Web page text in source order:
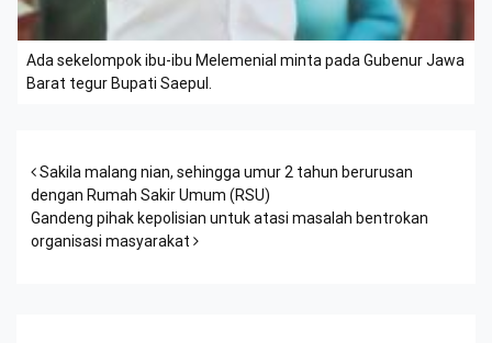
Ada sekelompok ibu-ibu Melemenial minta pada Gubenur Jawa
Barat tegur Bupati Saepul.
Post navigation
Sakila malang nian, sehingga umur 2 tahun berurusan
dengan Rumah Sakir Umum (RSU)
Gandeng pihak kepolisian untuk atasi masalah bentrokan
organisasi masyarakat